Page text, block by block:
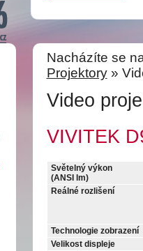
Nacházíte se
Projektory»
Video
VIVITEK
Světelný výkon
(ANSI lm)
Reálné rozlišení
Technologie zobrazení
Velikost displeje